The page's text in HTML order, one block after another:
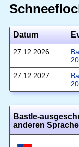
Datum
27.12.2026
27.12.2027
Bastle-
anderen